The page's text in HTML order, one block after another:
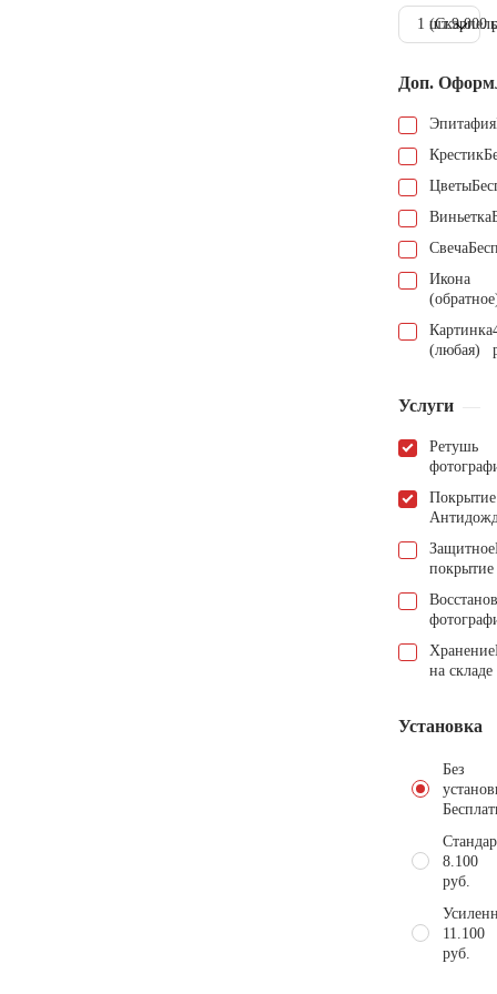
1 шт.9.000
Доп.
Эпитафия
Крестик
Цветы
Виньетка
Свеча
Икона
Картинка
(любая)
Услуги
Ретушь
Покрытие
Защитное
покрытие
Хранение
на складе
Установка
Без
8.100
руб.
11.100
руб.